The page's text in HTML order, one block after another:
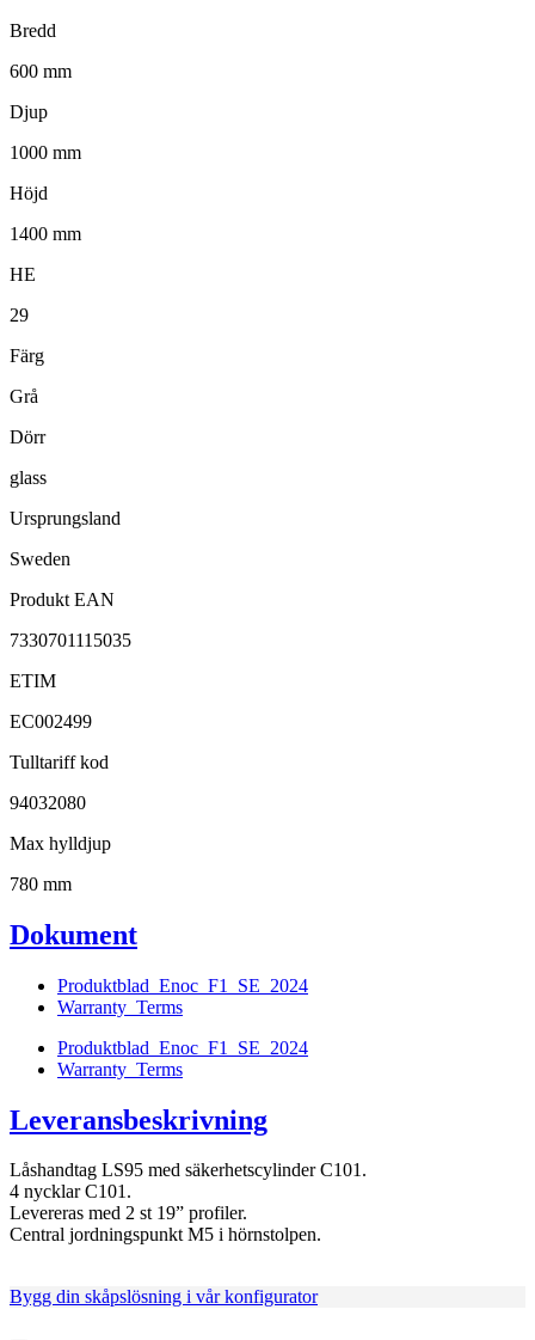
Bredd
600 mm
Djup
1000 mm
Höjd
1400 mm
HE
29
Färg
Grå
Dörr
glass
Ursprungsland
Sweden
Produkt EAN
7330701115035
ETIM
EC002499
Tulltariff kod
94032080
Max hylldjup
780 mm
Dokument
Produktblad_Enoc_F1_SE_2024
Warranty_Terms
Produktblad_Enoc_F1_SE_2024
Warranty_Terms
Leveransbeskrivning
Låshandtag LS95 med säkerhetscylinder C101.
4 nycklar C101.
Levereras med 2 st 19” profiler.
Central jordningspunkt M5 i hörnstolpen.
Bygg din skåpslösning i vår konfigurator